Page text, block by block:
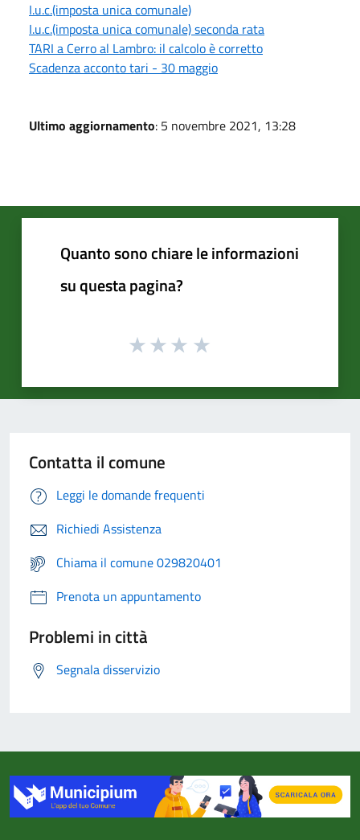
I.u.c.(imposta unica comunale)
I.u.c.(imposta unica comunale) seconda rata
TARI a Cerro al Lambro: il calcolo è corretto
Scadenza acconto tari - 30 maggio
Ultimo aggiornamento: 5 novembre 2021, 13:28
Quanto sono chiare le informazioni
su questa pagina?
Contatta il comune
Leggi le domande frequenti
Richiedi Assistenza
Chiama il comune 029820401
Prenota un appuntamento
Problemi in città
Segnala disservizio